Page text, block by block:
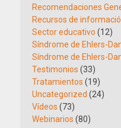
Recomendaciones
Recursos de
Sector educativo (12)
Síndrome de Ehlers-
Síndrome de Ehlers-
Testimonios (33)
Tratamientos (19)
Uncategorized (24)
Vídeos (73)
Webinarios (80)